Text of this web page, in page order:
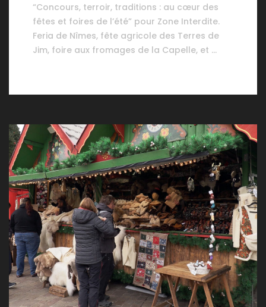
“Concours, terroir, traditions : au cœur des
fêtes et foires de l’été” pour Zone Interdite.
Feria de Nîmes, fête agricole des Terres de
Jim, foire aux fromages de la Capelle, et …